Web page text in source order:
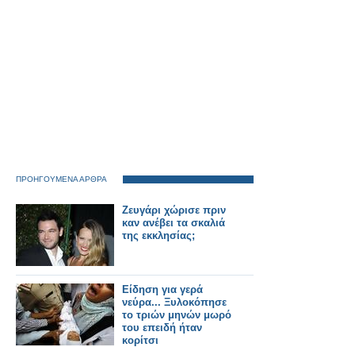
ΠΡΟΗΓΟΥΜΕΝΑ ΑΡΘΡΑ
Zευγάρι χώρισε πριν
καν ανέβει τα σκαλιά
της εκκλησίας;
Είδηση για γερά
νεύρα... Ξυλοκόπησε
το τριών μηνών μωρό
του επειδή ήταν
κορίτσι